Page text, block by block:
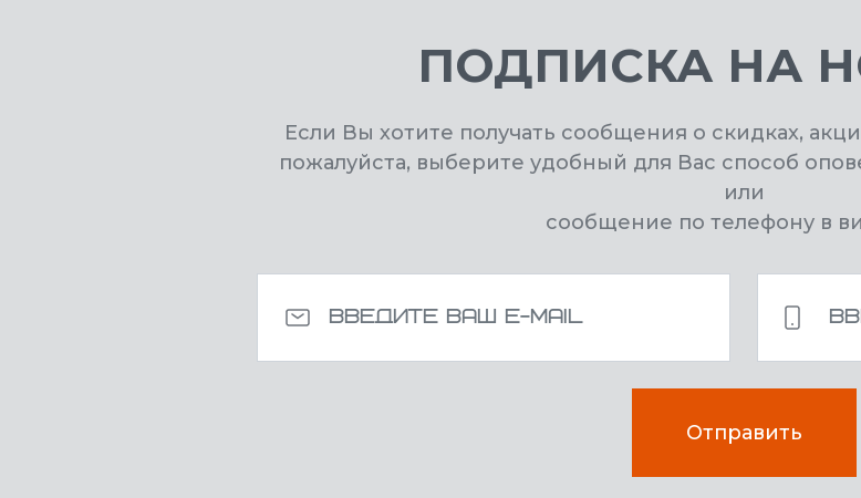
ПОДПИСКА НА
Если Вы хотите получать сообщения о скидках,
пожалуйста, выберите удобный для Вас способ
или
сообщение по телефону в
Отправить